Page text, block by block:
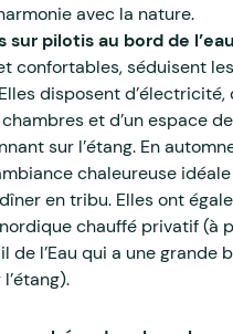
avec la nature.
sur pilotis au bord de
confortables, séduisent
disposent d’électricité,
et d’un espace
sur l’étang. En
chaleureuse
en tribu. Elles ont
chauffé privatif (à
de l’Eau qui a une grande